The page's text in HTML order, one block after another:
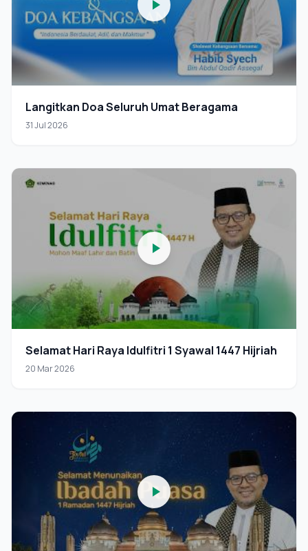
Langitkan Doa Seluruh Umat Beragama
31 Jul 2026
Selamat Hari Raya Idulfitri 1 Syawal 1447 Hijriah
20 Mar 2026